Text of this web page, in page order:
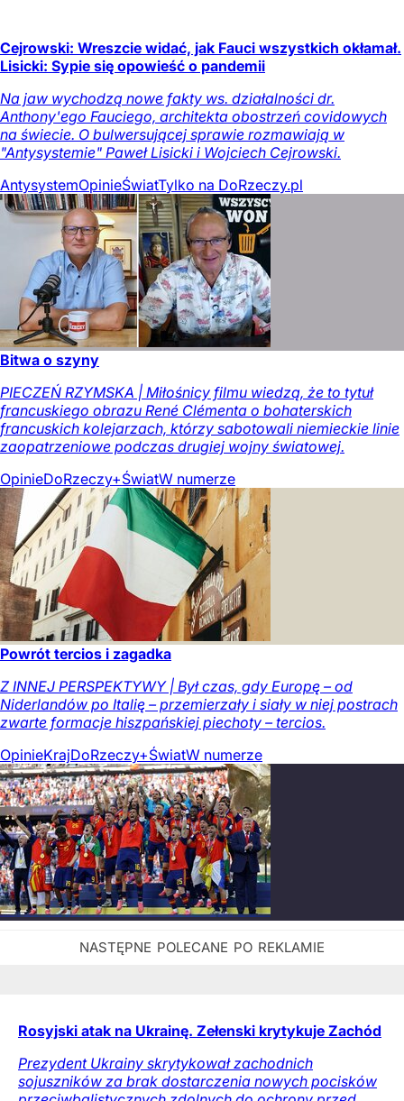
Cejrowski: Wreszcie widać, jak Fauci wszystkich okłamał.
Lisicki: Sypie się opowieść o pandemii
Na jaw wychodzą nowe fakty ws. działalności dr.
Anthony'ego Fauciego, architekta obostrzeń covidowych
na świecie. O bulwersującej sprawie rozmawiają w
"Antysystemie" Paweł Lisicki i Wojciech Cejrowski.
AntysystemOpinieŚwiatTylko na DoRzeczy.pl
Bitwa o szyny
PIECZEŃ RZYMSKA | Miłośnicy filmu wiedzą, że to tytuł
francuskiego obrazu René Clémenta o bohaterskich
francuskich kolejarzach, którzy sabotowali niemieckie linie
zaopatrzeniowe podczas drugiej wojny światowej.
OpinieDoRzeczy+ŚwiatW numerze
Powrót tercios i zagadka
Z INNEJ PERSPEKTYWY | Był czas, gdy Europę – od
Niderlandów po Italię – przemierzały i siały w niej postrach
zwarte formacje hiszpańskiej piechoty – tercios.
OpinieKrajDoRzeczy+ŚwiatW numerze
Rosyjski atak na Ukrainę. Zełenski krytykuje Zachód
Prezydent Ukrainy skrytykował zachodnich
sojuszników za brak dostarczenia nowych pocisków